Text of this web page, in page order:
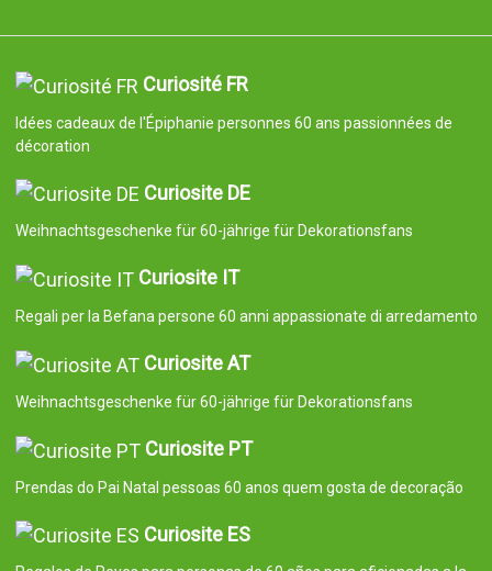
Curiosité FR
Idées cadeaux de l'Épiphanie personnes 60 ans passionnées de
décoration
Curiosite DE
Weihnachtsgeschenke für 60-jährige für Dekorationsfans
Curiosite IT
Regali per la Befana persone 60 anni appassionate di arredamento
Curiosite AT
Weihnachtsgeschenke für 60-jährige für Dekorationsfans
Curiosite PT
Prendas do Pai Natal pessoas 60 anos quem gosta de decoração
Curiosite ES